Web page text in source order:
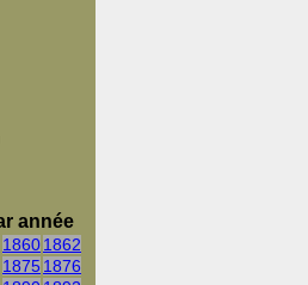
année
18601862
1875 1876